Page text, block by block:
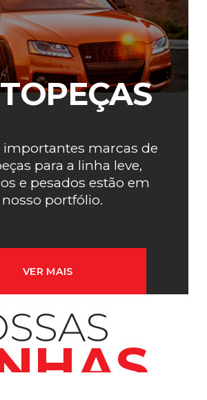
VER MAIS
importantes marcas de
para a linha leve,
e pesados estão em
nosso portfólio.